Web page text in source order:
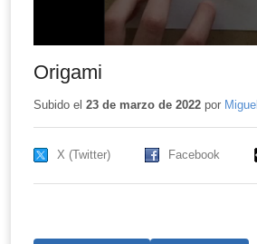
Origami
Subido el 23 de marzo de 2022por
X (Twitter) Facebook